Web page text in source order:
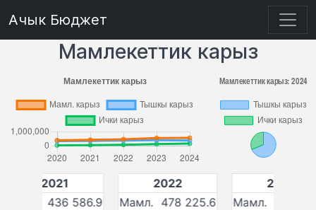
Ачык Бюджет
Мамлекеттик карыз
2021
436 586.9
2022
Мамл. 478 225.6
2023
Мамл.